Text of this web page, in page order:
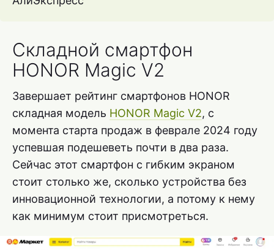
Складной смартфон
HONOR Magic V2
Завершает рейтинг смартфонов HONOR
складная модель HONOR Magic V2, с
момента старта продаж в феврале 2024 году
успевшая подешеветь почти в два раза.
Сейчас этот смартфон с гибким экраном
стоит столько же, сколько устройства без
инновационной технологии, а потому к нему
как минимум стоит присмотреться.